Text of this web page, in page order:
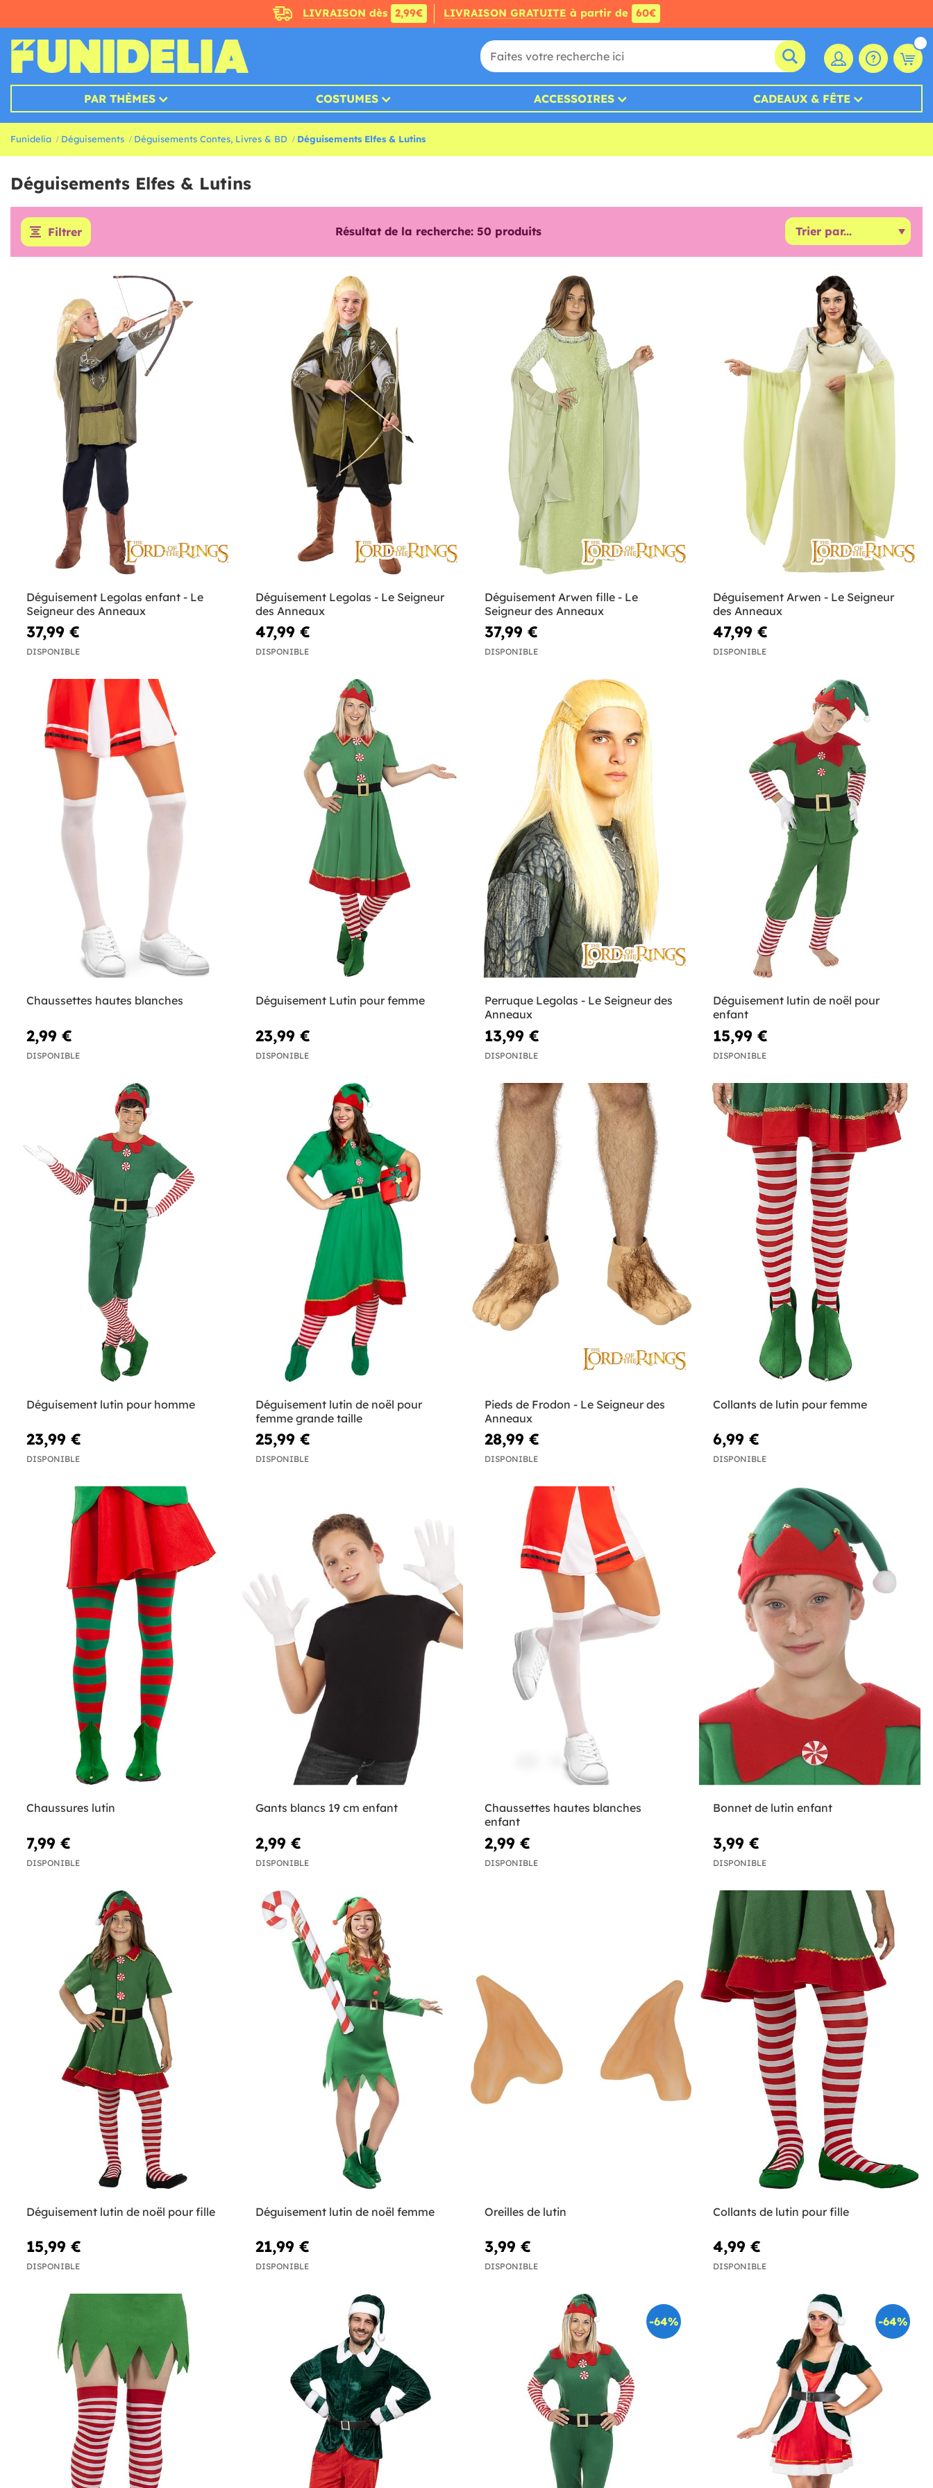
LIVRAISON dès 2,99€ LIVRAISON GRATUITE à partir de 60€
PAR THÈMES COSTUMES ACCESSOIRES CADEAUX & FÊTE
Funidelia Déguisements Déguisements Contes, Livres & BD Déguisements Elfes & Lutins
Déguisements Elfes & Lutins
Filtrer Résultat de la recherche: 50 produits
Déguisement Legolas enfant - Le
Seigneur des Anneaux
37,99 €
DISPONIBLE
Déguisement Legolas - Le Seigneur
des Anneaux
47,99 €
DISPONIBLE
Déguisement Arwen fille - Le
Seigneur des Anneaux
37,99 €
DISPONIBLE
Déguisement Arwen - Le Seigneur
des Anneaux
47,99 €
DISPONIBLE
Chaussettes hautes blanches
2,99 €
DISPONIBLE
Déguisement Lutin pour femme
23,99 €
DISPONIBLE
Perruque Legolas - Le Seigneur des
Anneaux
13,99 €
DISPONIBLE
Déguisement lutin de noël pour
enfant
15,99 €
DISPONIBLE
Déguisement lutin pour homme
23,99 €
DISPONIBLE
Déguisement lutin de noël pour
femme grande taille
25,99 €
DISPONIBLE
Pieds de Frodon - Le Seigneur des
Anneaux
28,99 €
DISPONIBLE
Collants de lutin pour femme
6,99 €
DISPONIBLE
Chaussures lutin
7,99 €
DISPONIBLE
Gants blancs 19 cm enfant
2,99 €
DISPONIBLE
Chaussettes hautes blanches
enfant
2,99 €
DISPONIBLE
Bonnet de lutin enfant
3,99 €
DISPONIBLE
Déguisement lutin de noël pour fille
15,99 €
DISPONIBLE
Déguisement lutin de noël femme
21,99 €
DISPONIBLE
Oreilles de lutin
3,99 €
DISPONIBLE
Collants de lutin pour fille
4,99 €
DISPONIBLE
-64% -64%